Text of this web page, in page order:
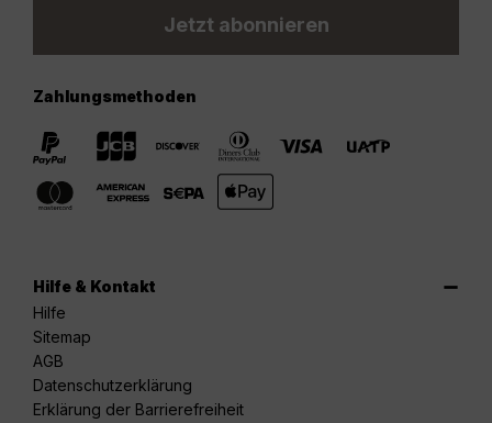
Jetzt abonnieren
Zahlungsmethoden
Hilfe & Kontakt
Hilfe
Sitemap
AGB
Datenschutzerklärung
Erklärung der Barrierefreiheit